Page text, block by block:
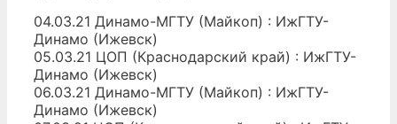
04.03.21 Динамо-МГТУ (Майкоп) : ИжГТУ-
Динамо (Ижевск)
05.03.21 ЦОП (Краснодарский край) : ИжГТУ-
Динамо (Ижевск)
06.03.21 Динамо-МГТУ (Майкоп) : ИжГТУ-
Динамо (Ижевск)